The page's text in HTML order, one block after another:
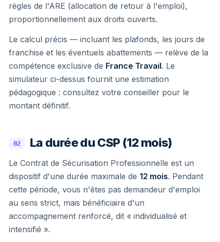
règles de l'ARE (allocation de retour à l'emploi),
proportionnellement aux droits ouverts.
Le calcul précis — incluant les plafonds, les jours de
franchise et les éventuels abattements — relève de la
compétence exclusive de France Travail. Le
simulateur ci-dessus fournit une estimation
pédagogique : consultez votre conseiller pour le
montant définitif.
02 La durée du CSP (12 mois)
Le Contrat de Sécurisation Professionnelle est un
dispositif d'une durée maximale de 12 mois. Pendant
cette période, vous n'êtes pas demandeur d'emploi
au sens strict, mais bénéficiaire d'un
accompagnement renforcé, dit « individualisé et
intensifié ».